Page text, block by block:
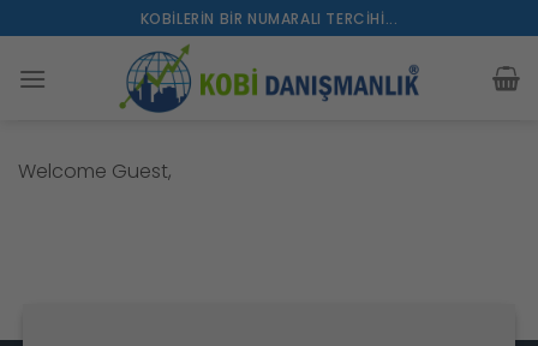
atla
KOBILERIN BIR NUMARALI TERCIHI...
Welcome Guest,